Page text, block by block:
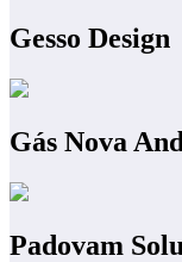
Gesso Design
Gás Nova
Padovam